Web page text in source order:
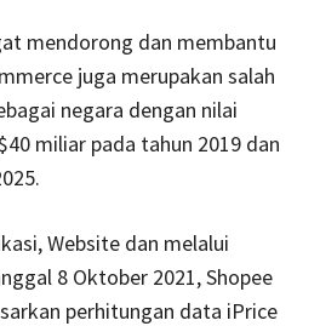
mendorong dan membantu
juga merupakan salah
negara dengan nilai
miliar pada tahun 2019 dan
Website dan melalui
8 Oktober 2021, Shopee
perhitungan data iPrice